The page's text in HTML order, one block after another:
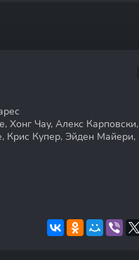
Хонг Чау, Алекс Карповски,
Купер, Эйден Майери,